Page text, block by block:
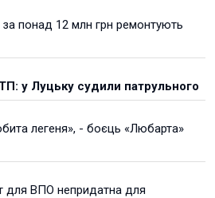
понад 12 млн грн ремонтують
у Луцьку судили патрульного
легеня», - боєць «Любарта»
для ВПО непридатна для